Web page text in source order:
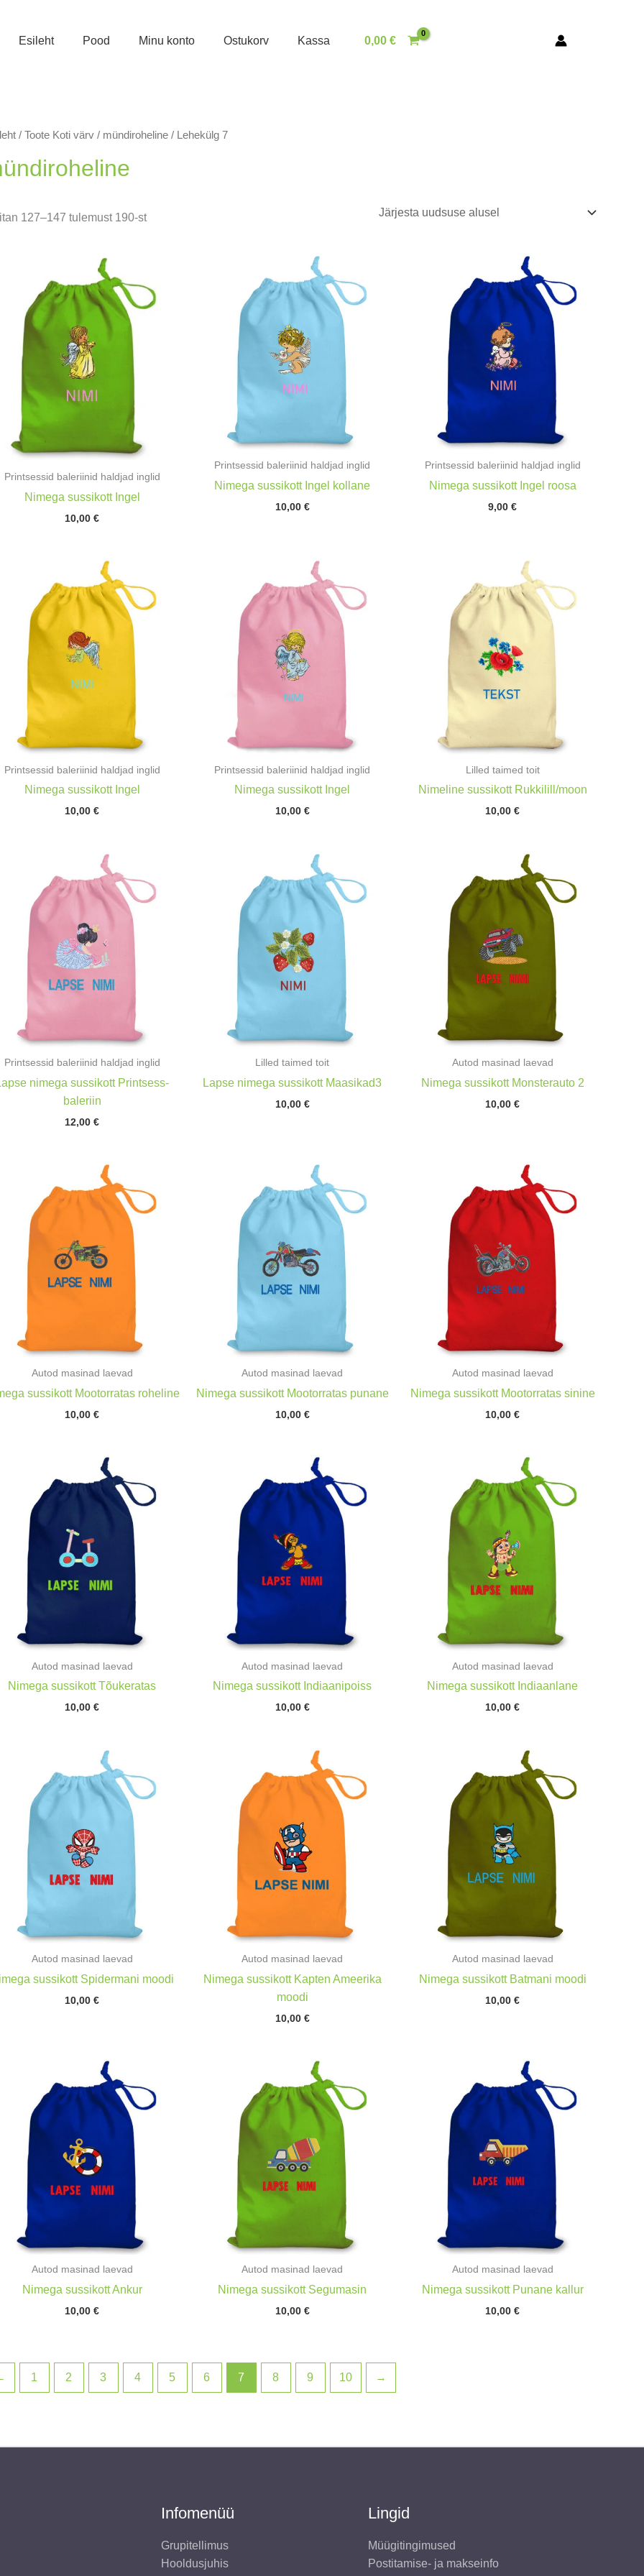
Esileht Pood Minu konto Ostukorv Kassa 0,00€
/ Toote Koti värv / mündiroheline/ Lehekülg 7
127–147 tulemust 190-stSorditud
Printsessid baleriinid haldjad inglid
Nimega sussikott Ingel
10,00€
Printsessid baleriinid haldjad inglid
Nimega sussikott Ingel kollane
10,00 €
Printsessid baleriinid haldjad inglid
Nimega sussikott Ingel roosa
9,00€
Printsessid baleriinid haldjad inglid
Nimega sussikott Ingel
10,00€
Printsessid baleriinid haldjad inglid
Nimega sussikott Ingel
10,00 €
Lilled taimed toit
Nimeline sussikott Rukkilill/moon
10,00€
Printsessid baleriinid haldjad inglid
nimega sussikott Printsess-
baleriin
12,00€
Lilled taimed toit
Lapse nimega sussikott Maasikad3
10,00 €
Autod masinad laevad
Nimega sussikott Monsterauto 2
10,00€
Autod masinad laevad
sussikott Mootorratas roheline
10,00€
Autod masinad laevad
Nimega sussikott Mootorratas punane
10,00 €
Autod masinad laevad
Nimega sussikott Mootorratas sinine
10,00€
Autod masinad laevad
Nimega sussikott Tõukeratas
10,00€
Autod masinad laevad
Nimega sussikott Indiaanipoiss
10,00 €
Autod masinad laevad
Nimega sussikott Indiaanlane
10,00€
Autod masinad laevad
sussikott Spidermani moodi
10,00€
Autod masinad laevad
Nimega sussikott Kapten Ameerika
moodi
10,00 €
Autod masinad laevad
Nimega sussikott Batmani moodi
10,00€
Autod masinad laevad
Nimega sussikott Ankur
10,00€
Autod masinad laevad
Nimega sussikott Segumasin
10,00 €
Autod masinad laevad
Nimega sussikott Punane kallur
10,00€
1 2 3 4 5 6 7 8 9 10 →
Infomenüü
Grupitellimus
Hooldusjuhis
Lingid
Müügitingimused
Postitamise- ja makseinfo